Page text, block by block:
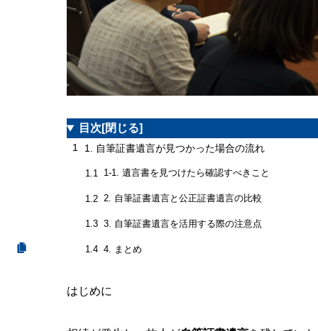
目次 [閉じる]
1 1. 自筆証書遺言が見つかった場合の流れ
1.1 1-1. 遺言書を見つけたら確認すべきこと
1.2 2. 自筆証書遺言と公正証書遺言の比較
1.3 3. 自筆証書遺言を活用する際の注意点
1.4 4. まとめ
はじめに